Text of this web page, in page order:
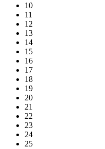
10
11
12
13
14
15
16
17
18
19
20
21
22
23
24
25